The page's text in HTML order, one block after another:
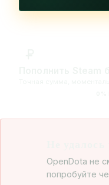
OpenDota не
попробуйте